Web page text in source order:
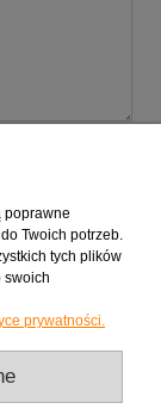
poprawne
Twoich potrzeb.
tych plików
swoich
prywatności.